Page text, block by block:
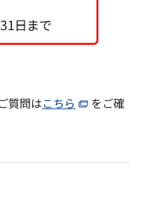
質問はこちら
をご確